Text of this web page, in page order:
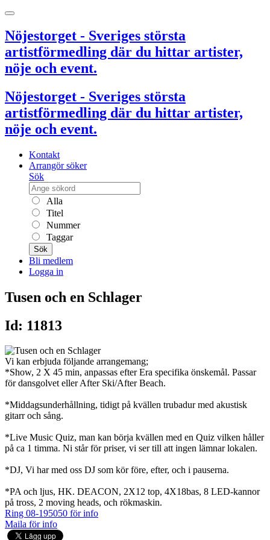
Nöjestorget - Sveriges största
artistförmedling där du hittar artister,
nöje och event.
Nöjestorget - Sveriges största
artistförmedling där du hittar artister,
nöje och event.
Kontakt
Arrangör söker
Sök
Alla
Titel
Nummer
Taggar
Sök
Bli medlem
Logga in
Tusen och en Schlager
Id: 11813
Vi kan erbjuda följande arrangemang;
*Show, 2 X 45 min, anpassas efter Era specifika önskemål. Passar
för dansgolvet eller After Ski/After Beach.
*Middagsunderhållning, tidigt på kvällen trubadur med akustisk
gitarr och sång.
*Live Music Quiz, man kan börja kvällen med en Quiz vilken håller
på ca 1 timma. Ni står för priser, vi ser till att ingen lämnar lokalen.
*DJ, Vi har med oss DJ som kör före, efter, och i pauserna.
*PA och ljus, HK. DEACON, 2X12 top, 4X18bas, 8 LED-kannor
på tross, 2 moving heads, och rökmaskin.
Ring 08-195050 för info
Maila för info